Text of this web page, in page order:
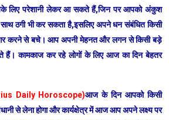
लिए परेशानी लेकर आ सकते हैं,जिन पर आपको अंकुश
ठगी भी कर सकता है,इसलिए अपने धन संबंधित किसी
करने से बचे। आप अपनी मेहनत और लगन से किसी बड़े
कामकाज कर रहे लोगों के लिए आज का दिन बेहतर
Daily Horoscope)आज के दिन आपको किसी
से लेना होगा और कार्यक्षेत्र में आज आप अपने लक्ष्य पर